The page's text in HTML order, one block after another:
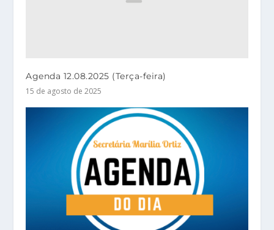
Agenda 12.08.2025 (Terça-feira)
15 de agosto de 2025